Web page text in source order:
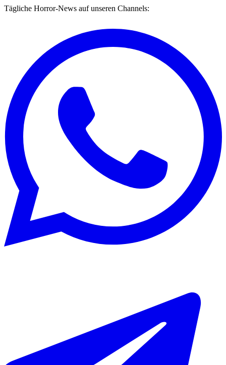
Tägliche Horror-News auf unseren Channels: